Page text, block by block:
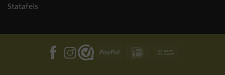
Statafels
PayPal IDeal